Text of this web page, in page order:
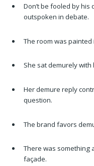
Don’t be fooled by his
outspoken in debate.
The room was
She sat demurely
Her demure reply
question.
The brand favors
There was something
façade.